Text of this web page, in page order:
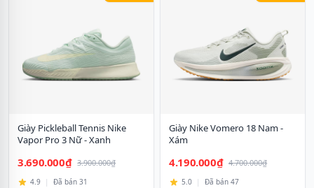
Giày Pickleball Tennis Nike
Vapor Pro 3 Nữ - Xanh
3.690.000₫ 3.900.000₫
4.9 | Đã bán 31
Giày Nike Vomero 18 Nam -
Xám
4.190.000₫ 4.700.000₫
5.0 | Đã bán 47